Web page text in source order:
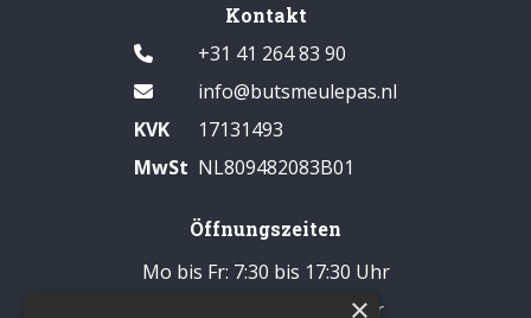
Kontakt
+31 41 264 83 90
info@butsmeulepas.nl
KVK
17131493
MwSt NL809482083B01
Öffnungszeiten
Mo bis Fr: 7:30 bis 17:30 Uhr
Samstag: 8:00 bis 14:00 Uhr
×